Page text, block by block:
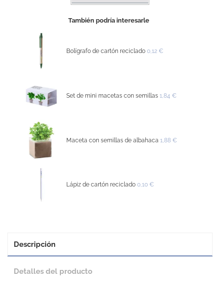
También podría interesarle
Bolígrafo de cartón reciclado 0,12 €
Set de mini macetas con semillas 1,84 €
Maceta con semillas de albahaca 1,88 €
Lápiz de cartón reciclado 0,10 €
Descripción
Detalles del producto